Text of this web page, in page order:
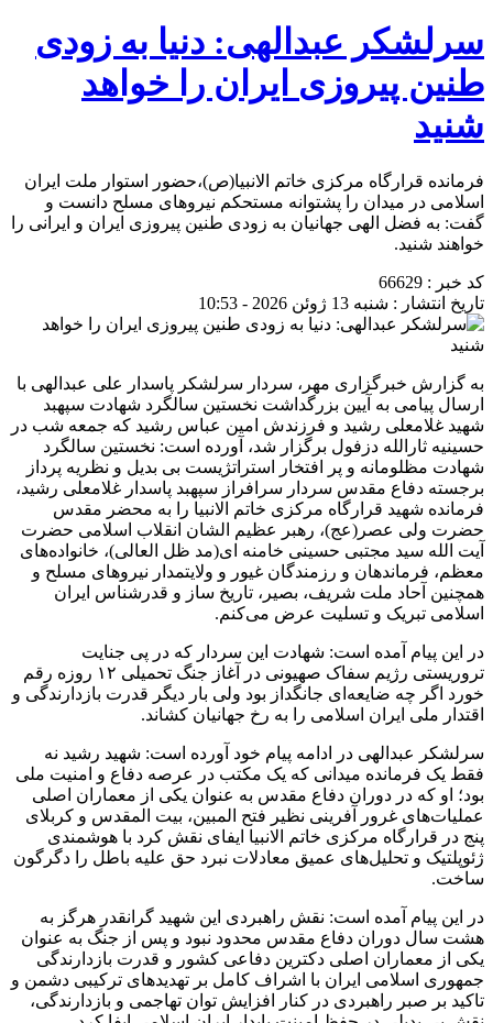
سرلشکر عبدالهی: دنیا به زودی
طنین پیروزی ایران را خواهد
شنید
اسلامی در میدان را پشتوانه مستحکم نیروهای مسلح دانست و
گفت: به فضل الهی جهانیان به زودی طنین پیروزی ایران و ایرانی را
خواهند شنید.
تاریخ انتشار : شنبه 13 ژوئن 2026 - 10:53
ارسال پیامی به آیین بزرگداشت نخستین سالگرد شهادت سپهبد
شهید غلامعلی رشید و فرزندش امین عباس رشید که جمعه شب در
حسینیه ثارالله دزفول برگزار شد، آورده است: نخستین سالگرد
شهادت مظلومانه و پر افتخار استراتژیست بی بدیل و نظریه پرداز
برجسته دفاع مقدس سردار سرافراز سپهبد پاسدار غلامعلی رشید،
فرمانده شهید قرارگاه مرکزی خاتم الانبیا را به محضر مقدس
حضرت ولی عصر(عج)، رهبر عظیم الشان انقلاب اسلامی حضرت
آیت الله سید مجتبی حسینی خامنه ای(مد ظل العالی)، خانواده‌های
معظم، فرماندهان و رزمندگان غیور و ولایتمدار نیروهای مسلح و
همچنین آحاد ملت شریف، بصیر، تاریخ ساز و قدرشناس ایران
اسلامی تبریک و تسلیت عرض می‌کنم.
تروریستی رژیم سفاک صهیونی در آغاز جنگ تحمیلی ۱۲ روزه رقم
خورد اگر چه ضایعه‌ای جانگداز بود ولی بار دیگر قدرت بازدارندگی و
اقتدار ملی ایران اسلامی را به رخ جهانیان کشاند.
فقط یک فرمانده میدانی که یک مکتب در عرصه دفاع و امنیت ملی
بود؛ او که در دوران دفاع مقدس به عنوان یکی از معماران اصلی
عملیات‌های غرور آفرینی نظیر فتح المبین، ‌بیت المقدس و کربلای
پنج در قرارگاه مرکزی خاتم الانبیا ایفای نقش کرد با هوشمندی
ژئوپلتیک و تحلیل‌های عمیق معادلات نبرد حق علیه باطل را دگرگون
ساخت.
هشت سال دوران دفاع مقدس محدود نبود و پس از جنگ به عنوان
یکی از معماران اصلی دکترین دفاعی کشور و قدرت بازدارندگی
جمهوری اسلامی ایران با اشراف کامل بر تهدیدهای ترکیبی دشمن و
تاکید بر صبر راهبردی در کنار افزایش توان تهاجمی و بازدارندگی،
نقش بی بدیلی در حفظ امینت پایدار ایران اسلامی ایفا کرد.